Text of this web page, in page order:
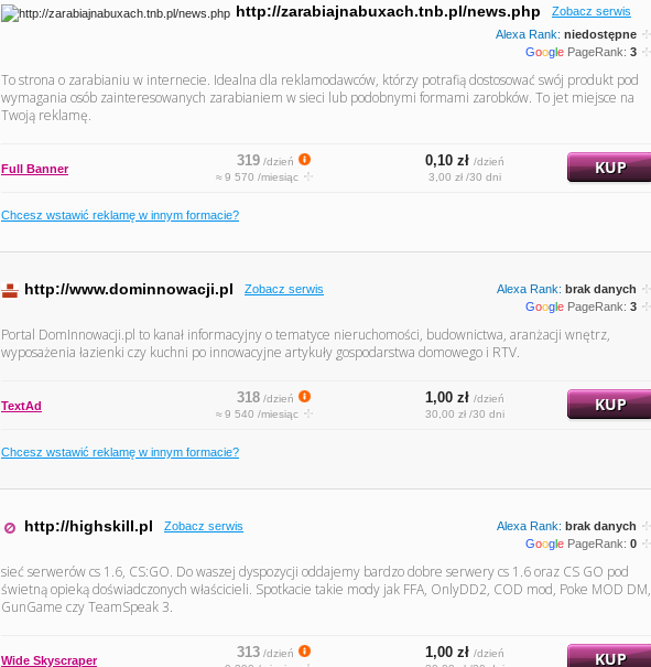
http://zarabiajnabuxach.tnb.pl/news.php
Zobacz serwis
Alexa Rank: niedostępne
Google PageRank: 3
To strona o zarabianiu w internecie. Idealna dla reklamodawców, którzy potrafią dostosować swój produkt pod
wymagania osób zainteresowanych zarabianiem w sieci lub podobnymi formami zarobków. To jet miejsce na
Twoją reklamę.
Full Banner 319 /dzień
≈ 9 570 /miesiąc
0,10 zł /dzień
3,00 zł /30 dni
KUP
Chcesz wstawić reklamę w innym formacie?
http://www.dominnowacji.pl Zobacz serwis Alexa Rank: brak danych
Google PageRank: 3
Portal DomInnowacji.pl to kanał informacyjny o tematyce nieruchomości, budownictwa, aranżacji wnętrz,
wyposażenia łazienki czy kuchni po innowacyjne artykuły gospodarstwa domowego i RTV.
TextAd 318 /dzień
≈ 9 540 /miesiąc
1,00 zł /dzień
30,00 zł /30 dni
KUP
Chcesz wstawić reklamę w innym formacie?
http://highskill.pl Zobacz serwis Alexa Rank: brak danych
Google PageRank: 0
sieć serwerów cs 1.6, CS:GO. Do waszej dyspozycji oddajemy bardzo dobre serwery cs 1.6 oraz CS GO pod
świetną opieką doświadczonych właścicieli. Spotkacie takie mody jak FFA, OnlyDD2, COD mod, Poke MOD DM,
GunGame czy TeamSpeak 3.
Wide Skyscraper 313 /dzień
1,00 zł /dzień
KUP